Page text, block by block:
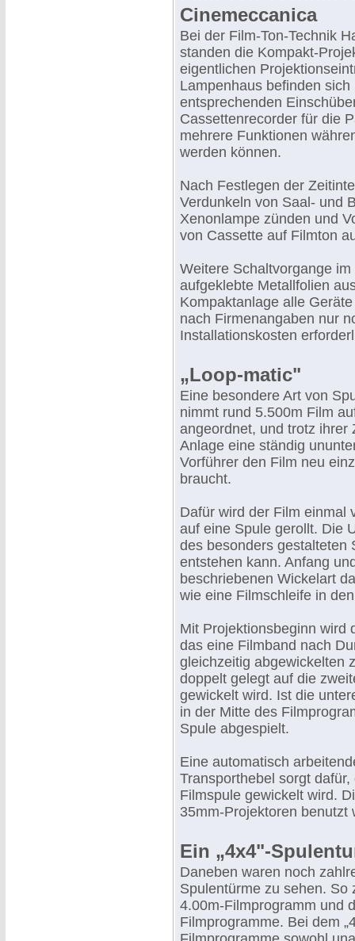
Cinemeccanica
Bei der Film-Ton-Technik
standen die Kompakt-
eigentlichen
Lampenhaus befinden
entsprechenden
Cassettenrecorder für die
mehrere Funktionen
werden können.
Nach Festlegen der
Verdunkeln von Saal- und
Xenonlampe zünden und
von Cassette auf Filmton
Weitere Schaltvorgange
aufgeklebte Metallfolien
Kompaktanlage alle
nach Firmenangaben nur
Installationskosten
„Loop-matic"
Eine besondere Art von
nimmt rund 5.500m Film
angeordnet, und trotz ihrer
Anlage eine ständig
Vorführer den Film neu
braucht.
Dafür wird der Film einmal
auf eine Spule gerollt. Die
des besonders gestalteten
entstehen kann. Anfang
beschriebenen Wickelart
wie eine Filmschleife in
Mit Projektionsbeginn wird
das eine Filmband nach
gleichzeitig abgewickelten
doppelt gelegt auf die
gewickelt wird. Ist die
in der Mitte des
Spule abgespielt.
Eine automatisch
Transporthebel sorgt
Filmspule gewickelt wird.
35mm-Projektoren benutzt
Ein „4x4"-
Daneben waren noch
Spulentürme zu sehen. So
4.00m-Filmprogramm und
Filmprogramme. Bei dem